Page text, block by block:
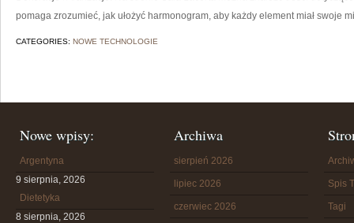
pomaga zrozumieć, jak ułożyć harmonogram, aby każdy element miał swoje
CATEGORIES: NOWE TECHNOLOGIE
Nowe wpisy:
Argentyna
9 sierpnia, 2026
Dietetyka
8 sierpnia, 2026
Archiwa
sierpień 2026
lipiec 2026
czerwiec 2026
Spis
Tagi